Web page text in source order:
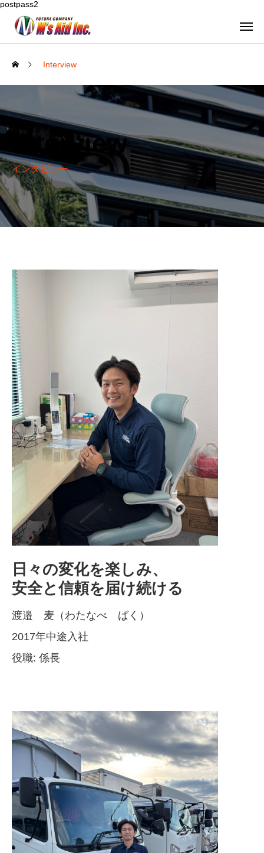
postpass2
Interview
Interview
インタビュー
日々の変化を楽しみ、
安全と信頼を届け続ける
渡邉 麦（わたなべ ばく）
2017年中途入社
役職: 係長